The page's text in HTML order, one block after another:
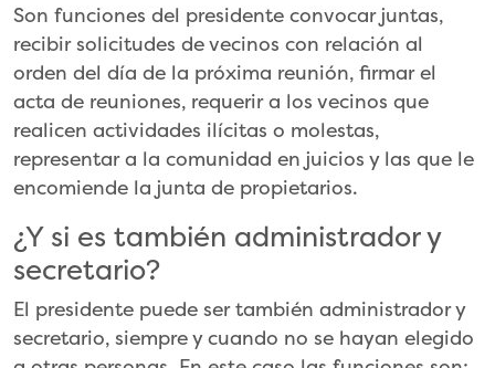
Son funciones del presidente convocar juntas,
recibir solicitudes de vecinos con relación al
orden del día de la próxima reunión, firmar el
acta de reuniones, requerir a los vecinos que
realicen actividades ilícitas o molestas,
representar a la comunidad en juicios y las que le
encomiende la junta de propietarios.
¿Y si es también administrador y
secretario?
El presidente puede ser también administrador y
secretario, siempre y cuando no se hayan elegido